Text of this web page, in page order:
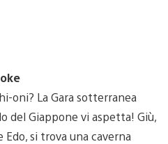
oni? La Gara sotterranea
del Giappone vi aspetta! Giù,
si trova una caverna